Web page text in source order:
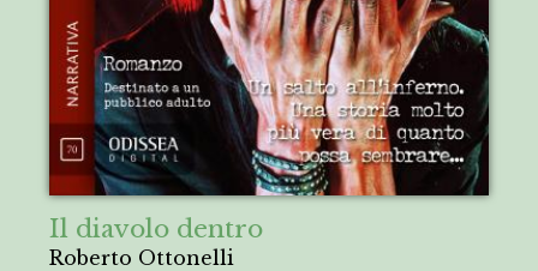
Il diavolo dentro
Roberto Ottonelli